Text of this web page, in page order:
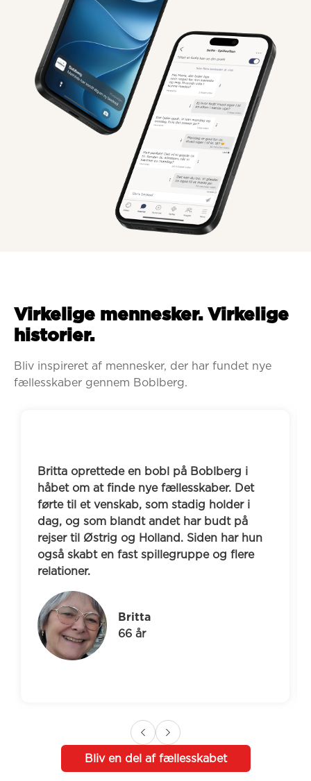
Virkelige mennesker. Virkelige
historier.
Bliv inspireret af mennesker, der har fundet nye
fællesskaber gennem Boblberg.
Britta oprettede en bobl på Boblberg i
håbet om at finde nye fællesskaber. Det
førte til et venskab, som stadig holder i
dag, og som blandt andet har budt på
rejser til Østrig og Holland. Siden har hun
også skabt en fast spillegruppe og flere
relationer.
Britta
66 år
Bliv en del af fællesskabet